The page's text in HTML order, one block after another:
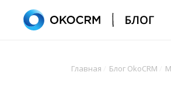
Главная Блог OkoCRM